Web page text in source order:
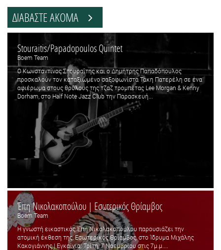
ΔΙΑΒΑΣΤΕ ΑΚΟΜΑ
Stouraitis/Papadopoulos Quintet
Boem Team
O Κωνσταντίνος Στουραΐτης και ο Δημήτρης Παπαδόπουλος
προσκαλούν τον καταξιωμένο σαξοφωνίστα Τάκη Πατερέλη σε ένα
αφιέρωμα στους θρύλους της τζαζ τρομπέτας Lee Morgan & Kenny
Dorham, στο Half Note Jazz Club την Παρασκευή...
Έπη Νικολακοπούλου | Εσωτερικός Θρίαμβος
Boem Team
Η γνωστή εικαστικός Έπη Νικολακοπούλου παρουσιάζει την
ατομική έκθεση της, Εσωτερικός Θρίαμβος, στο Ίδρυμα Μιχάλης
Κακογιάννης | Εγκαίνια: Τρίτη, 7 Νοεμβρίου στις 7μ.μ....